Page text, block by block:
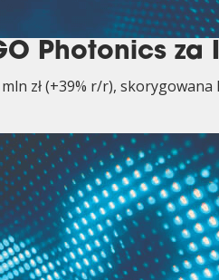
Photonics za
zł (+39% r/r),